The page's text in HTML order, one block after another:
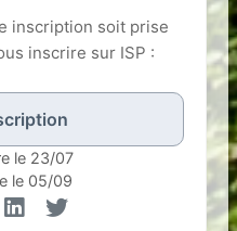
inscription soit prise
inscrire sur ISP :
le 23/07
le 05/09